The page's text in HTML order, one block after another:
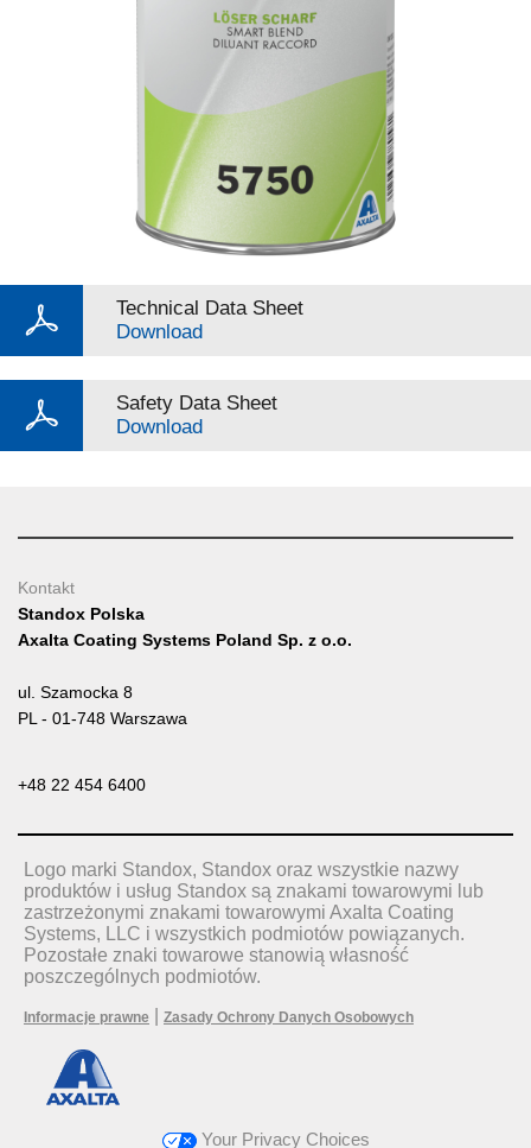
Technical Data Sheet
Download
Safety Data Sheet
Download
Kontakt
Standox Polska
Axalta Coating Systems Poland Sp. z o.o.
ul. Szamocka 8
PL - 01-748 Warszawa
+48 22 454 6400
Logo marki Standox, Standox oraz wszystkie nazwy
produktów i usług Standox są znakami towarowymi lub
zastrzeżonymi znakami towarowymi Axalta Coating
Systems, LLC i wszystkich podmiotów powiązanych.
Pozostałe znaki towarowe stanowią własność
poszczególnych podmiotów.
Informacje prawne Zasady Ochrony Danych Osobowych
Your Privacy Choices